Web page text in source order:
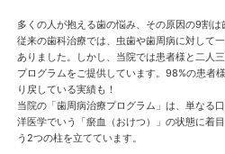
多くの人が抱える歯の悩み、その原因の9割は
従来の歯科治療では、虫歯や歯周病に対して
ありました。しかし、当院では患者様と二人
プログラムをご提供しています。98%の患者
り戻している実績も！
当院の「歯周病治療プログラム」は、単なる
洋医学でいう「瘀血（おけつ）」の状態に着
う2つの柱を立てています。